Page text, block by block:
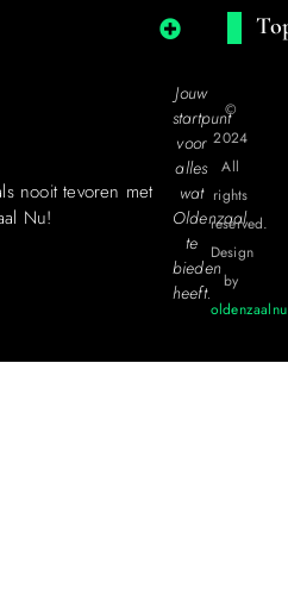
nooit tevoren met
Nu!
Jouw
startpunt
voor
alles
wat
Oldenzaal
te
bieden
heeft.
©
2024
All
rights
reserved.
Design
by